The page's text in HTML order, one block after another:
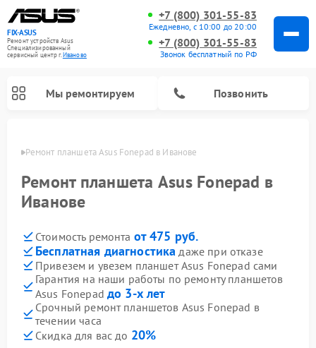
FIX-ASUS
Ремонт устройств Asus
Специализированный
cервисный центр г.Иваново
+7 (800) 301-55-83
Ежедневно, с 10:00 до 20:00
+7 (800) 301-55-83
Звонок бесплатный по РФ
Мы ремонтируем Позвонить
Ремонт планшета Asus Fonepad в Иванове
Ремонт планшета Asus Fonepad в
Иванове
Стоимость ремонта от 475 руб.
Бесплатная диагностика даже при отказе
Привезем и увезем планшет Asus Fonepad сами
Гарантия на наши работы по ремонту планшетов
Asus Fonepad до 3-х лет
Срочный ремонт планшетов Asus Fonepad в
течении часа
Скидка для вас до 20%